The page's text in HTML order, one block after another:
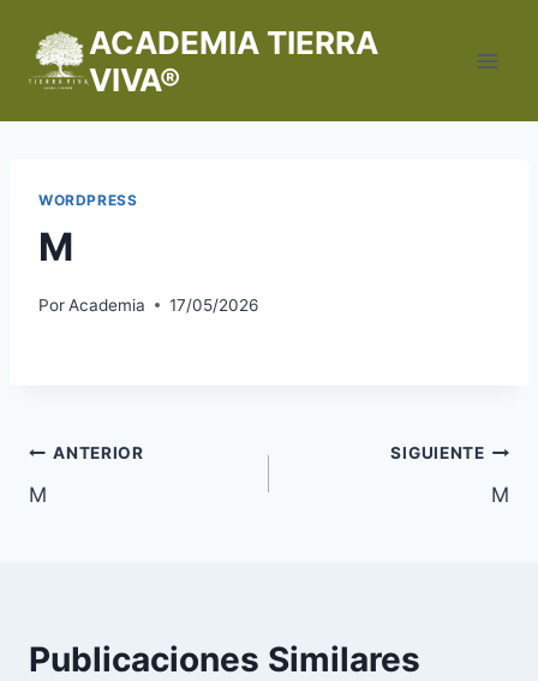
contenido
ACADEMIA TIERRA
VIVA®
WORDPRESS
M
PorAcademia 17/05/2026
Navegación
de
ANTERIOR
M
SIGUIENTE
M
Publicaciones Similares